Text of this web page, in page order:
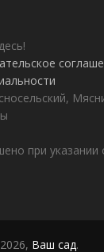
при указании
Ваш сад.